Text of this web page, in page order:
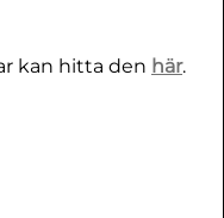
kan hitta den här.